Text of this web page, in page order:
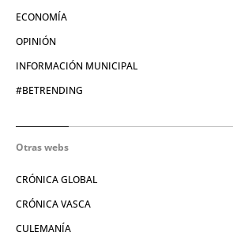
ECONOMÍA
OPINIÓN
INFORMACIÓN MUNICIPAL
#BETRENDING
Otras webs
CRÓNICA GLOBAL
CRÓNICA VASCA
CULEMANÍA